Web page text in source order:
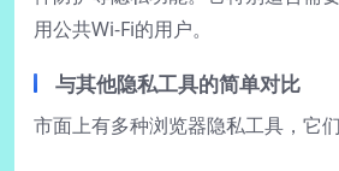
用公共Wi-Fi的用户。
与其他隐私工具的简单对比
市面上有多种浏览器隐私工具，它